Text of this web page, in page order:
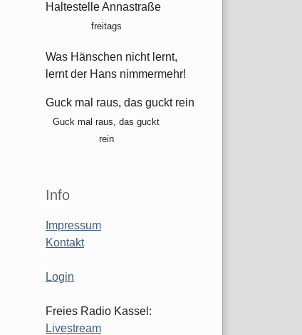
Haltestelle Annastraße
freitags
Was Hänschen nicht lernt,
lernt der Hans nimmermehr!
Guck mal raus, das guckt rein
Guck mal raus, das guckt
rein
Info
Impressum
Kontakt
Login
Freies Radio Kassel:
Livestream